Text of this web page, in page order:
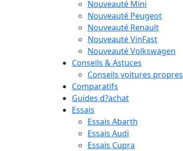
Nouveauté Mini
Nouveauté Peugeot
Nouveauté Renault
Nouveauté VinFast
Nouveauté Volkswagen
Conseils & Astuces
Conseils voitures propres
Comparatifs
Guides d?achat
Essais
Essais Abarth
Essais Audi
Essais Cupra